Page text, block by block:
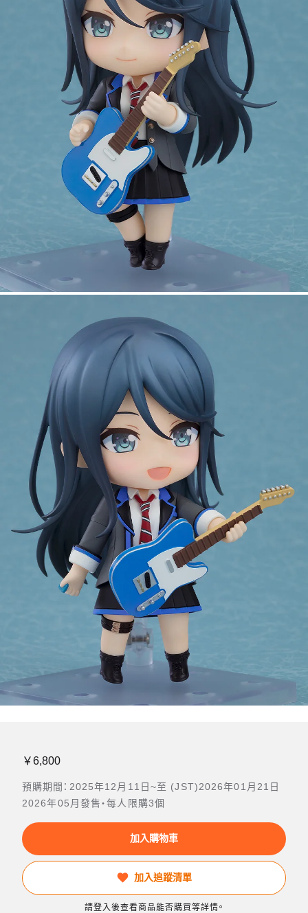
￥6,800
預購期間：2025年12月11日~至 (JST)2026年01月21日
2026年05月發售・每人限購3個
加入購物車
加入追蹤清單
請登入後查看商品能否購買等詳情。